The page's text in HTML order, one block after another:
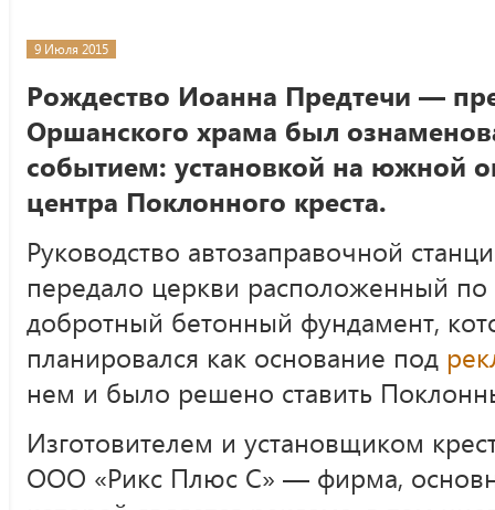
9 Июля 2015
Рождество Иоанна Предтечи —
Оршанского храма был
событием: установкой на южной
центра Поклонного креста.
Руководство автозаправочной
передало церкви расположенный по
добротный бетонный фундамент,
планировался как основание под
нем и было решено ставить
Изготовителем и установщиком
ООО «Рикс Плюс С» — фирма,